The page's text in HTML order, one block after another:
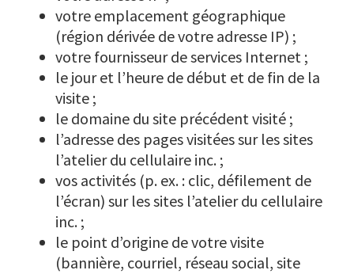
votre emplacement géographique
(région dérivée de votre adresse IP) ;
votre fournisseur de services Internet ;
le jour et l’heure de début et de fin de la
visite ;
le domaine du site précédent visité ;
l’adresse des pages visitées sur les sites
l’atelier du cellulaire inc. ;
vos activités (p. ex. : clic, défilement de
l’écran) sur les sites l’atelier du cellulaire
inc. ;
le point d’origine de votre visite
(bannière, courriel, réseau social, site